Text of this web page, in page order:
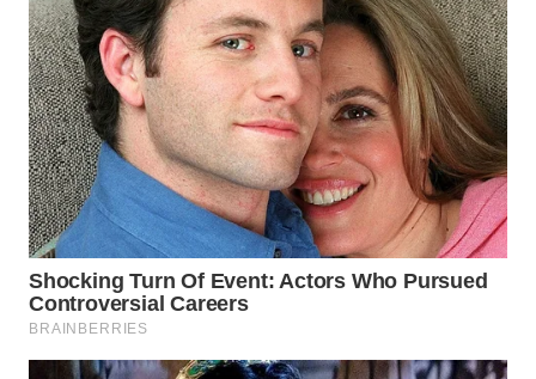
Group
WAHANA
NEWS
WAHANA
TANI
WAHANA
ADVOKAT
WAHANA
INFRASTRUKTUR